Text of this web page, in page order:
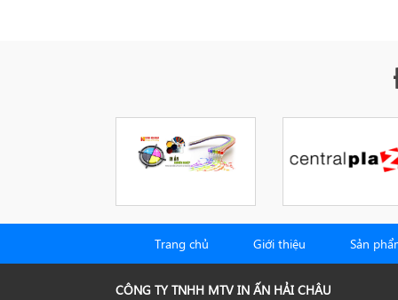
Trang chủ Giới thiệu Sản
CÔNG TY TNHH MTV IN ẤN HẢI CHÂU